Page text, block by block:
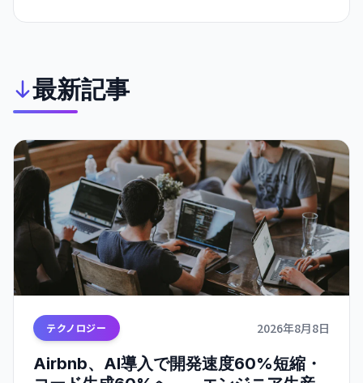
同傾向を報告し、ブラウザセキュリティの新時代が到来。
最新記事
テクノロジー 2026年8月8日
Airbnb、AI導入で開発速度60%短縮・